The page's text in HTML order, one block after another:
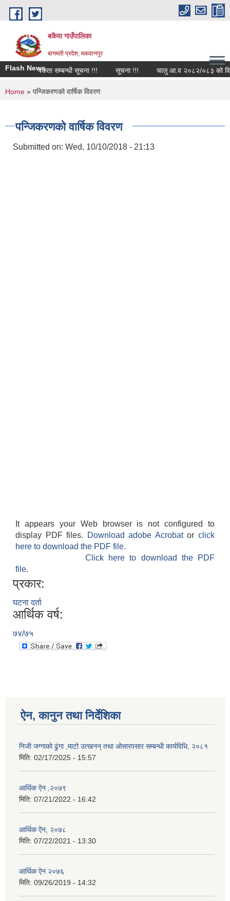
Skip to main content
बकैया गाउँपालिका
बागमती प्रदेश, मकवानपुर
Flash News
आवश्यकता सम्बन्धी सूचना !!! सूचना !!! चालु आ.व २०८२/०८३ को
You are here
Home » पन्जिकरणको वार्षिक विवरण
पन्जिकरणको वार्षिक विवरण
Submitted on: Wed, 10/10/2018 - 21:13
It appears your Web browser is not configured to
display PDF files.
Download adobe Acrobatorclick
here to download the PDF file.
Click here to download the PDF
file.
प्रकार:
घटना दर्ता
आर्थिक वर्ष:
७४/७५
ऐन, कानुन तथा निर्देशिका
निजी जग्गाको ढुंगा ,माटो उत्खनन् तथा ओसारपसार सम्बन्धी कार्यविधि, २०८१
मिति: 02/17/2025 - 15:57
आर्थिक ऐन ,२०७९
मिति: 07/21/2022 - 16:42
आर्थिक ऐन, २०७८
मिति: 07/22/2021 - 13:30
आर्थिक ऐन २०७६
मिति: 09/26/2019 - 14:32